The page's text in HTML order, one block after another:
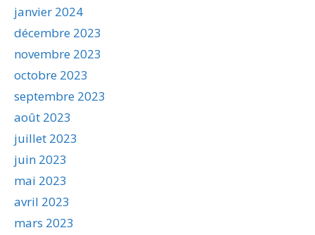
janvier 2024
décembre 2023
novembre 2023
octobre 2023
septembre 2023
août 2023
juillet 2023
juin 2023
mai 2023
avril 2023
mars 2023